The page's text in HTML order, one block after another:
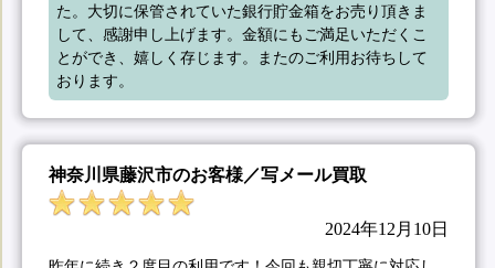
た。大切に保管されていた銀行貯金箱をお売り頂きま
して、感謝申し上げます。金額にもご満足いただくこ
とができ、嬉しく存じます。またのご利用お待ちして
おります。
神奈川県藤沢市のお客様／写メール買取
2024年12月10日